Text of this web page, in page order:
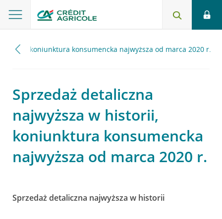
koniunktura konsumencka najwyższa od marca 2020 r.
Sprzedaż detaliczna
najwyższa w historii,
koniunktura konsumencka
najwyższa od marca 2020 r.
Sprzedaż detaliczna najwyższa w historii